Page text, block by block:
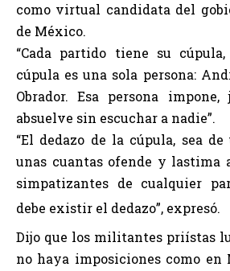
como virtual candidata del
de México.
“Cada partido tiene su
cúpula es una sola persona:
Obrador. Esa persona impone,
absuelve sin escuchar a nadie”.
“El dedazo de la cúpula, sea
unas cuantas ofende y
simpatizantes de cualquier
debe existir el dedazo”, expresó.
Dijo que los militantes priístas
no haya imposiciones como en